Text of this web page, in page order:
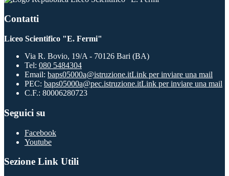
Contatti
Liceo Scientifico "E. Fermi"
Via R. Bovio, 19/A - 70126 Bari (BA)
Tel: 080 5484304
Email: baps05000a@istruzione.itLink per inviare una mail
PEC: baps05000a@pec.istruzione.itLink per inviare una mail
C.F.: 80006280723
Seguici su
Facebook
Youtube
Sezione Link Utili